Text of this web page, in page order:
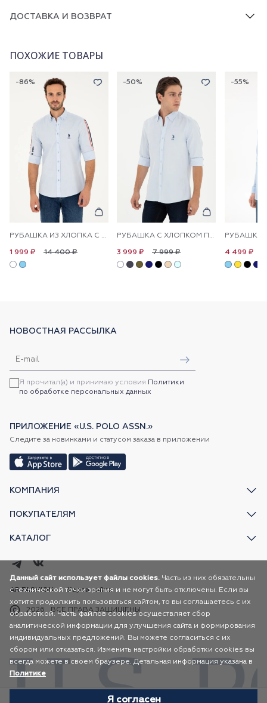
ДОСТАВКА И ВОЗВРАТ
ПОХОЖИЕ ТОВАРЫ
-86%
РУБАШКА ИЗ ХЛОПКА С ПРИНТОМ ПРЯМАЯ
14 400 ₽
1 999 ₽
-50%
РУБАШКА С ХЛОПКОМ ПРИТАЛЕННАЯ
7 999 ₽
3 999 ₽
-55%
4 499 ₽
КОМПАНИЯ
ПОКУПАТЕЛЯМ
КАТАЛОГ
НОВОСТНАЯ РАССЫЛКА
Я прочитал(а) и принимаю условия Политики
по обработке персональных данных
ПРИЛОЖЕНИЕ «U.S. POLO ASSN.»
Следите за новинками и статусом заказа в приложении
2026 ВСЕ ПРАВА ЗАЩИЩЕНЫ
AR FASHION Карта сайта
Данный сайт использует файлы cookies. Часть из них обязательны
с технической точки зрения и не могут быть отключены. Если вы
хотите продолжить пользоваться сайтом, то вы соглашаетесь с их
обработкой. Часть файлов cookies осуществляет сбор
аналитической информации для улучшения сайта и формирования
индивидуальных предложений. Вы можете согласиться с их
сбором или отказаться. Изменить настройки обработки cookies вы
всегда можете в своем браузере. Детальная информация указана в
Политике
Я согласен